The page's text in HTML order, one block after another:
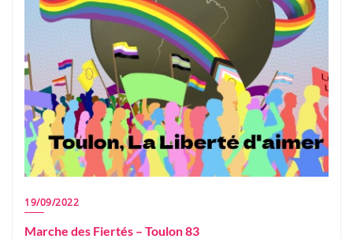
19/09/2022
Marche des Fiertés – Toulon 83